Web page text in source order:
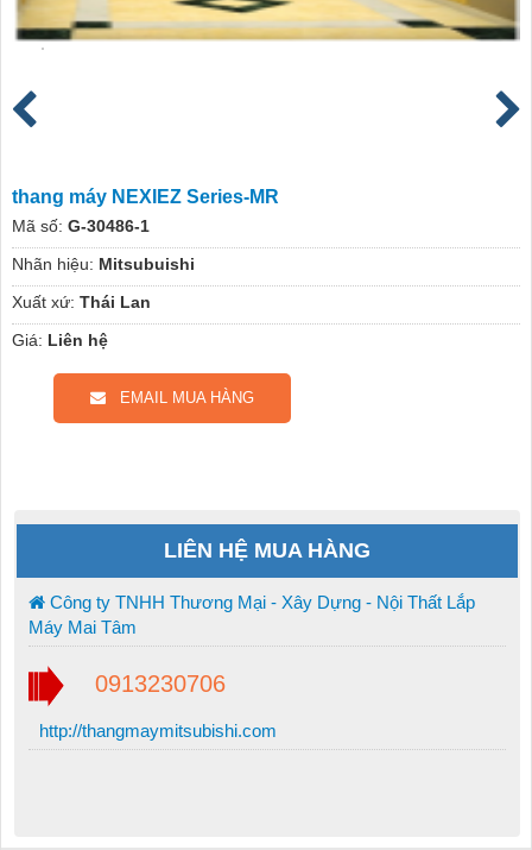
thang máy NEXIEZ Series-MR
Mã số: G-30486-1
Nhãn hiệu: Mitsubuishi
Xuất xứ: Thái Lan
Giá: Liên hệ
EMAIL MUA HÀNG
LIÊN HỆ MUA HÀNG
Công ty TNHH Thương Mại - Xây Dựng - Nội Thất Lắp
Máy Mai Tâm
0913230706
http://thangmaymitsubishi.com